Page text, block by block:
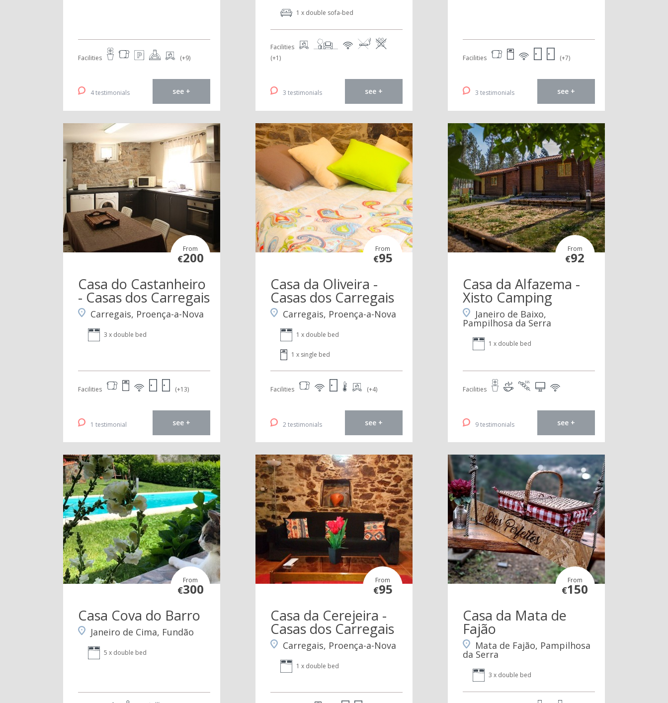
Facilities (+9)
4 testimonials see +
1 x double sofa-bed
Facilities
(+1)
3 testimonials see +
Facilities (+7)
3 testimonials see +
From
€200
Casa do Castanheiro
- Casas dos Carregais
Carregais, Proença-a-Nova
3 x double bed
Facilities (+13)
1 testimonial see +
From
€95
Casa da Oliveira -
Casas dos Carregais
Carregais, Proença-a-Nova
1 x double bed
1 x single bed
Facilities (+4)
2 testimonials see +
From
€92
Casa da Alfazema -
Xisto Camping
Janeiro de Baixo,
Pampilhosa da Serra
1 x double bed
Facilities
9 testimonials see +
From
€300
Casa Cova do Barro
Janeiro de Cima, Fundão
5 x double bed
From
€95
Casa da Cerejeira -
Casas dos Carregais
Carregais, Proença-a-Nova
1 x double bed
From
€150
Casa da Mata de
Fajão
Mata de Fajão, Pampilhosa
da Serra
3 x double bed